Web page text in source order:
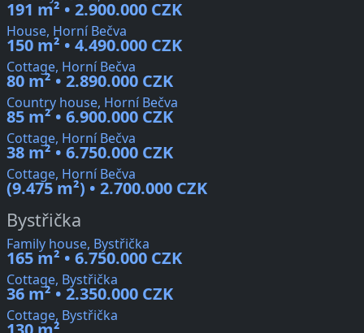
191 m² • 2.900.000 CZK
House, Horní Bečva
150 m² • 4.490.000 CZK
Cottage, Horní Bečva
80 m² • 2.890.000 CZK
Country house, Horní Bečva
85 m² • 6.900.000 CZK
Cottage, Horní Bečva
38 m² • 6.750.000 CZK
Cottage, Horní Bečva
(9.475 m²) • 2.700.000 CZK
Bystřička
Family house, Bystřička
165 m² • 6.750.000 CZK
Cottage, Bystřička
36 m² • 2.350.000 CZK
Cottage, Bystřička